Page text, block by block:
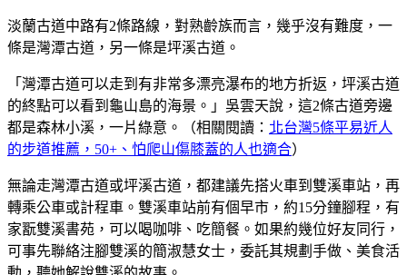
淡蘭古道中路有2條路線，對熟齡族而言，幾乎沒有難度，一
條是灣潭古道，另一條是坪溪古道。
「灣潭古道可以走到有非常多漂亮瀑布的地方折返，坪溪古道
的終點可以看到龜山島的海景。」吳雲天說，這2條古道旁邊
都是森林小溪，一片綠意。（相關閱讀： 北台灣5條平易近人
的步道推薦，50+、怕爬山傷膝蓋的人也適合）
無論走灣潭古道或坪溪古道，都建議先搭火車到雙溪車站，再
轉乘公車或計程車。雙溪車站前有個早市，約15分鐘腳程，有
家翫雙溪書苑，可以喝咖啡、吃簡餐。如果約幾位好友同行，
可事先聯絡注腳雙溪的簡淑慧女士，委託其規劃手做、美食活